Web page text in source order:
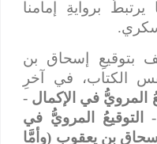
بروايةِ إمامنا
بتوقيعِ إسحاق بن
من نفس الكتاب، في آخرِ
المرويُّ في الإكمال-
التوقيعُ المرويُّ في
بن يعقوب (وأمَّا